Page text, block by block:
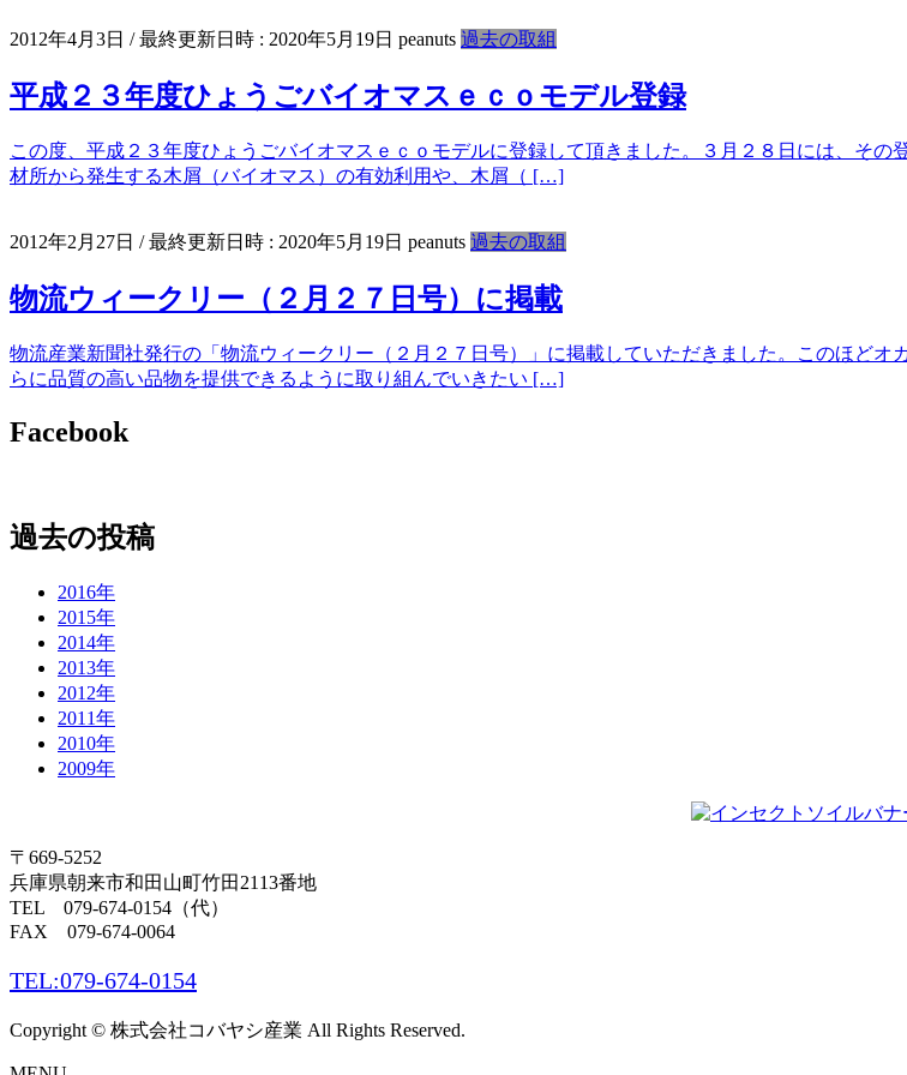
2012年4月3日 / 最終更新日時 : 2020年5月19日 peanuts 過去の取組
平成２３年度ひょうごバイオマスｅｃｏモデル登録
この度、平成２３年度ひょうごバイオマスｅｃｏモデルに登録して頂きました。３月２８日には、そ
材所から発生する木屑（バイオマス）の有効利用や、木屑（ […]
2012年2月27日 / 最終更新日時 : 2020年5月19日 peanuts 過去の取組
物流ウィークリー（２月２７日号）に掲載
物流産業新聞社発行の「物流ウィークリー（２月２７日号）」に掲載していただきました。このほど
らに品質の高い品物を提供できるように取り組んでいきたい […]
Facebook
過去の投稿
2016年
2015年
2014年
2013年
2012年
2011年
2010年
2009年
〒669-5252
兵庫県朝来市和田山町竹田2113番地
TEL 079-674-0154 （代）
FAX 079-674-0064
TEL:079-674-0154
Copyright © 株式会社コバヤシ産業 All Rights Reserved.